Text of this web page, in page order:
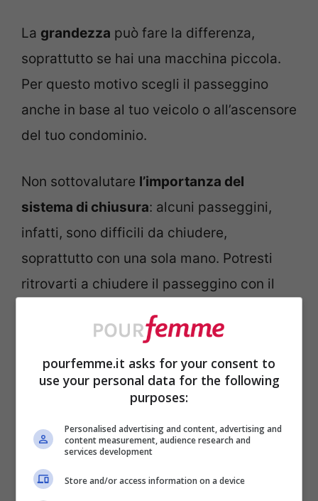
La grandezza può fare la differenza,
soprattutto se hai una macchina piccola.
Per questo motivo scegli il passeggino
anche in base al tuo veicolo o all’ascensore
del tuo condominio.
Non sottovalutare l’importanza del
sistema di chiusura: alcuni passeggini,
infatti, sono difficili da chiudere,
soprattutto con una sola mano. Potresti
ritrovarti a chiudere il passeggino con il
potrebbe tornare molto utile e
confortevole un sistema di apertura o
chiusura da azionare con una mano sola!
Se il tuo obiettivo è portare il bimbo a fare
lunghe passeggiate, specialmente su
percorsi irregolare, l’ideale sarebbe optare
pourfemme.it asks for your consent to
use your personal data for the following
purposes:
Personalised advertising and content, advertising and
content measurement, audience research and
services development
Store and/or access information on a device